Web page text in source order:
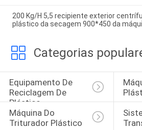
200 Kg/H 5,5 recipiente exterior
plástico da secagem 900*450 da
Categorias
Equipamento De
Reciclagem De
Plástico
Máquina Do
Triturador Plástico